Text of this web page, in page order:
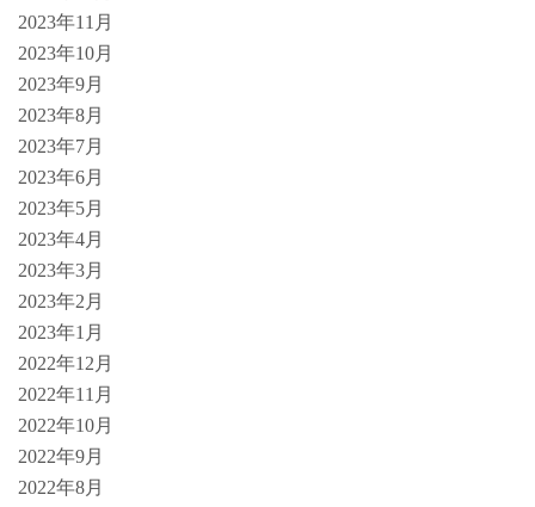
2023年11月
2023年10月
2023年9月
2023年8月
2023年7月
2023年6月
2023年5月
2023年4月
2023年3月
2023年2月
2023年1月
2022年12月
2022年11月
2022年10月
2022年9月
2022年8月